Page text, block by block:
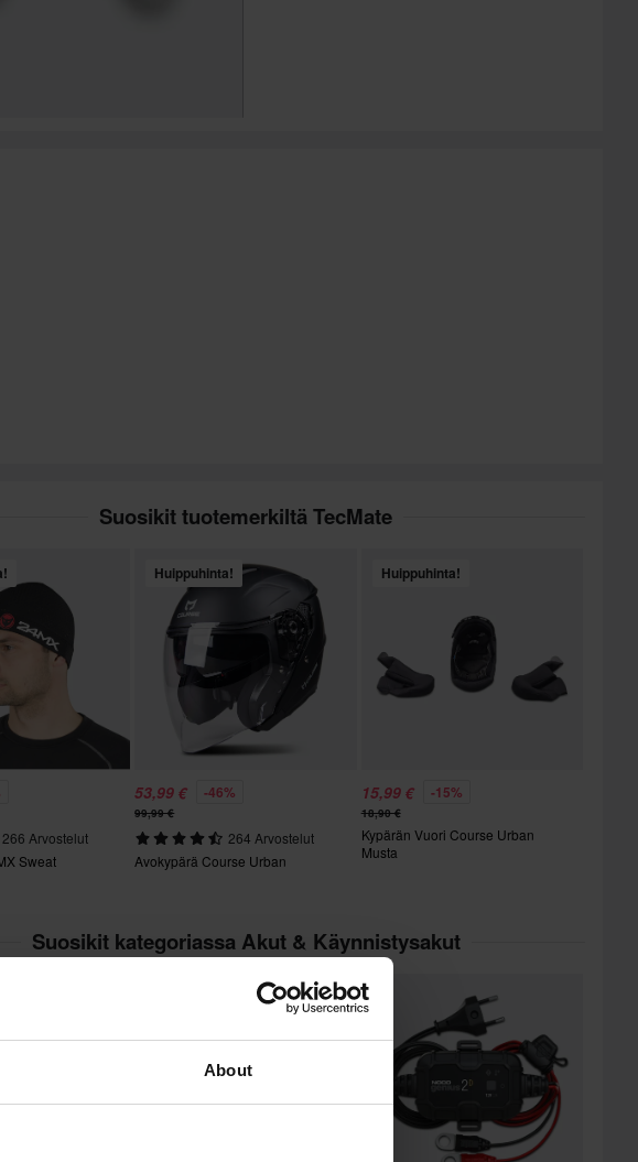
About
Suosikit tuotemerkiltä TecMate
266 Arvostelut
Sweat
Huippuhinta!
53,99 € -46%
99,99 €
264 Arvostelut
Avokypärä Course Urban
Huippuhinta!
15,99 € -15%
18,90 €
Kypärän Vuori Course Urban
Musta
Suosikit kategoriassa Akut & Käynnistysakut